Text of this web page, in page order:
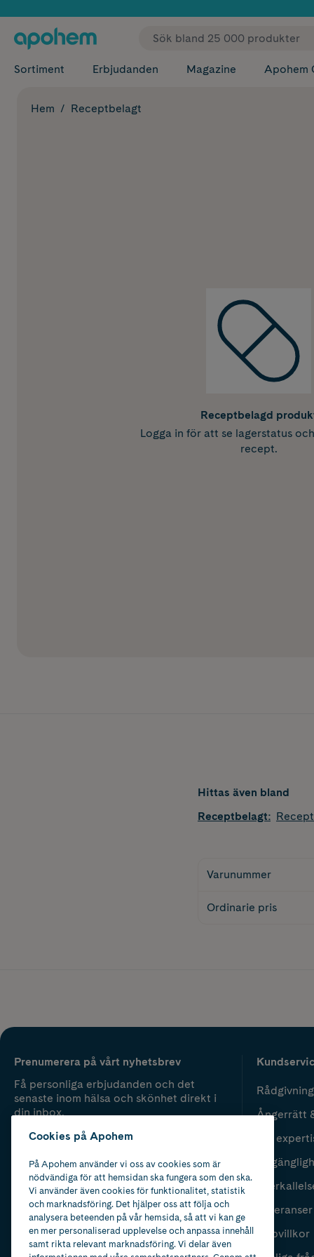
✓ Fri
Sortiment Erbjudanden Magazine Apohem
Hem Receptbelagt
Receptbelagd
Logga in för att se lagerstatus
recept.
Hittas även bland
Receptbelagt:
Varunummer
Ordinarie pris
Prenumerera på vårt nyhetsbrev
Få personliga erbjudanden och det
senaste inom hälsa och skönhet direkt i
din inbox.
Ångerrätt
Vår
Leveranser
Köpvillkor
Cookies på Apohem
På Apohem använder vi oss av cookies som är
nödvändiga för att hemsidan ska fungera som den ska.
Vi använder även cookies för funktionalitet, statistik
och marknadsföring. Det hjälper oss att följa och
analysera beteenden på vår hemsida, så att vi kan ge
en mer personaliserad upplevelse och anpassa innehåll
samt rikta relevant marknadsföring. Vi delar även